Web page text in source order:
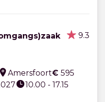
9.3
Amersfoort€ 595
10.00 - 17.15